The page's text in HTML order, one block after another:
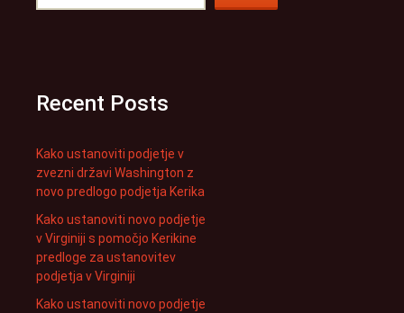
Recent Posts
Kako ustanoviti podjetje v
zvezni državi Washington z
novo predlogo podjetja Kerika
Kako ustanoviti novo podjetje
v Virginiji s pomočjo Kerikine
predloge za ustanovitev
podjetja v Virginiji
Kako ustanoviti novo podjetje